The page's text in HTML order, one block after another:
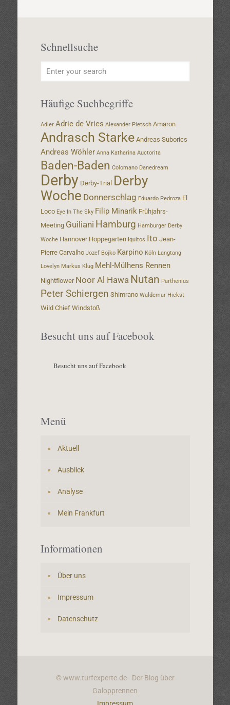
Schnellsuche
Häufige Suchbegriffe
Adler Adrie de Vries Alexander Pietsch Amaron
Andrasch Starke Andreas Suborics
Andreas Wöhler Anna Katharina Auctorita
Baden-Baden Colomano Danedream
Derby Derby-Trial Derby
Woche Donnerschlag Eduardo Pedroza El
Loco Eye In The Sky Filip Minarik Frühjahrs-
Meeting Guiliani Hamburg Hamburger Derby
Woche Hannover Hoppegarten Iquitos Ito Jean-
Pierre Carvalho Jozef Bojko Karpino Köln Langtang
Lovelyn Markus Klug Mehl-Mülhens Rennen
Nightflower Noor Al Hawa Nutan Parthenius
Peter Schiergen Shimrano Waldemar Hickst
Wild Chief Windstoß
Besucht uns auf Facebook
Besucht uns auf Facebook
Menü
Aktuell
Ausblick
Analyse
Mein Frankfurt
Informationen
Über uns
Impressum
Datenschutz
© www.turfexperte.de - Der Blog über
Galopprennen